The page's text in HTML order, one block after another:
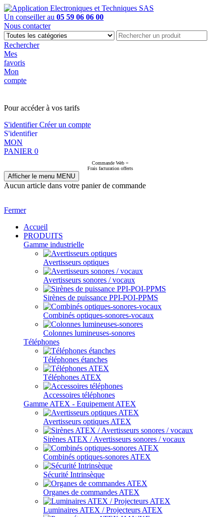
Un conseiller au 05 59 06 06 00
Nous contacter
Rechercher
Mes
favoris
Mon
compte
Pour accéder à vos tarifs
S'identifierCréer un compte
S'identifier
MON
PANIER 0
Commande Web =
Frais facturation offerts
Afficher le menu MENU
Aucun article dans votre panier de commande
Fermer
Accueil
PRODUITS
Gamme industrielle
Avertisseurs optiques
Avertisseurs sonores / vocaux
Sirènes de puissance PPI-POI-PPMS
Combinés optiques-sonores-vocaux
Colonnes lumineuses-sonores
Téléphones
Téléphones étanches
Téléphones ATEX
Accessoires téléphones
Gamme ATEX - Equipement ATEX
Avertisseurs optiques ATEX
Sirènes ATEX / Avertisseurs sonores / vocaux
Combinés optiques-sonores ATEX
Sécurité Intrinsèque
Organes de commandes ATEX
Luminaires ATEX / Projecteurs ATEX